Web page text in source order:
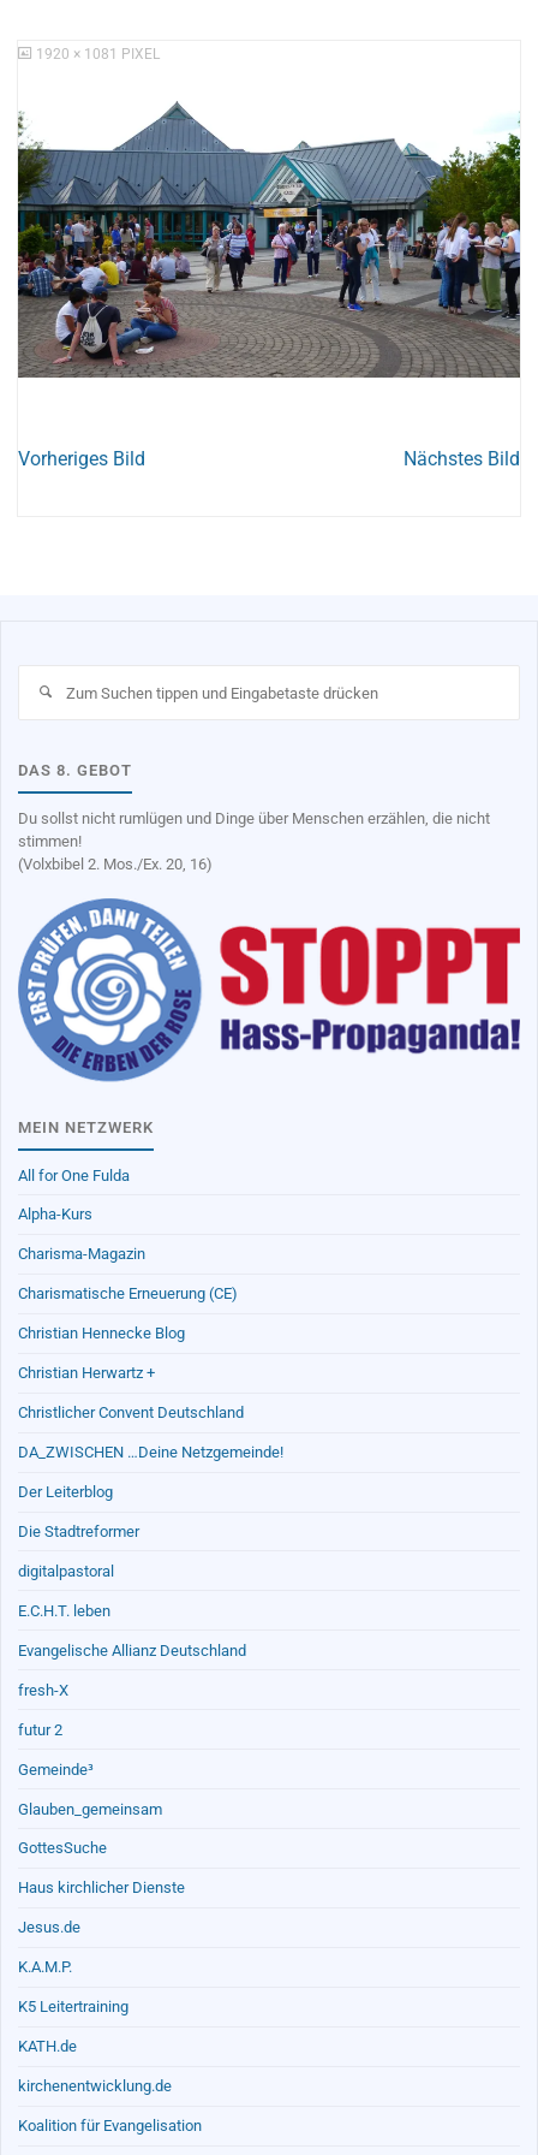
ORIGINALGRÖSSE
1920 × 1081 PIXEL
Vorheriges Bild Nächstes Bild
DAS 8. GEBOT
Du sollst nicht rumlügen und Dinge über Menschen erzählen, die nicht
stimmen!
(Volxbibel 2. Mos./Ex. 20, 16)
MEIN NETZWERK
All for One Fulda
Alpha-Kurs
Charisma-Magazin
Charismatische Erneuerung (CE)
Christian Hennecke Blog
Christian Herwartz +
Christlicher Convent Deutschland
DA_ZWISCHEN …Deine Netzgemeinde!
Der Leiterblog
Die Stadtreformer
digitalpastoral
E.C.H.T. leben
Evangelische Allianz Deutschland
fresh-X
futur 2
Gemeinde³
Glauben_gemeinsam
GottesSuche
Haus kirchlicher Dienste
Jesus.de
K.A.M.P.
K5 Leitertraining
KATH.de
kirchenentwicklung.de
Koalition für Evangelisation